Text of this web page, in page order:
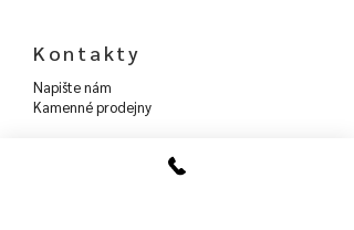
Kontakty
Napište nám
Kamenné prodejny